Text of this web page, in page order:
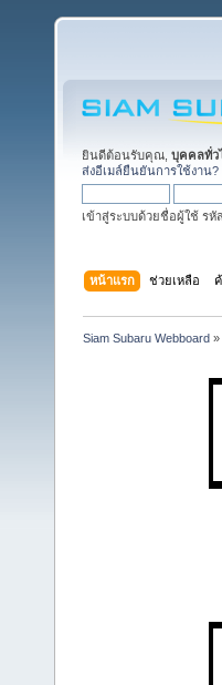
ยินดีต้อนรับคุณ, บุคคลทั่ว
ส่งอีเมล์ยืนยันการใช้งาน?
เข้าสู่ระบบด้วยชื่อผู้ใช้ รหั
หน้าแรก ช่วยเหลือ
Siam Subaru Webboard »